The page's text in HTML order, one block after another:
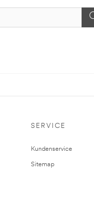
SERVICE
Kundenservice
Sitemap